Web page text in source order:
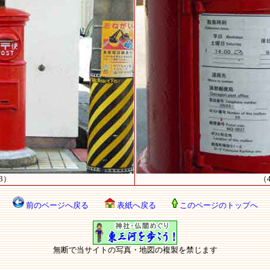
前のページへ戻る 表紙へ戻る このページのトップへ
無断で当サイトの写真・地図の複製を禁じます